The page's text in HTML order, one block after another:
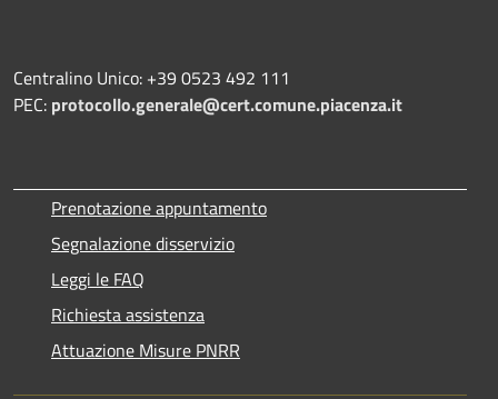
Centralino Unico: +39 0523 492 111
PEC: protocollo.generale@cert.comune.piacenza.it
Prenotazione appuntamento
Segnalazione disservizio
Leggi le FAQ
Richiesta assistenza
Attuazione Misure PNRR